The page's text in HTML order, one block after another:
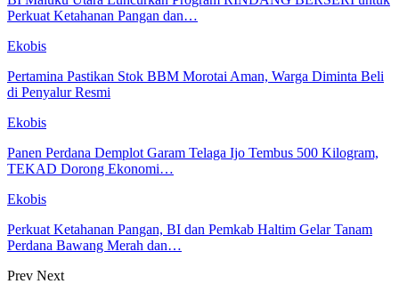
Perkuat Ketahanan Pangan dan…
Ekobis
Pertamina Pastikan Stok BBM Morotai Aman, Warga Diminta Beli
di Penyalur Resmi
Ekobis
Panen Perdana Demplot Garam Telaga Ijo Tembus 500 Kilogram,
TEKAD Dorong Ekonomi…
Ekobis
Perkuat Ketahanan Pangan, BI dan Pemkab Haltim Gelar Tanam
Perdana Bawang Merah dan…
Prev Next